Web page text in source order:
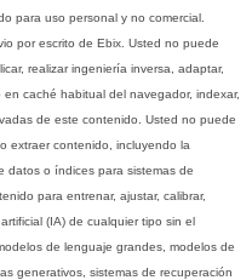
para uso personal y no comercial.
por escrito de Ebix. Usted no puede
realizar ingeniería inversa, adaptar,
caché habitual del navegador, indexar,
de este contenido. Usted no puede
extraer contenido, incluyendo la
datos o índices para sistemas de
para entrenar, ajustar, calibrar,
(IA) de cualquier tipo sin el
de lenguaje grandes, modelos de
generativos, sistemas de recuperación